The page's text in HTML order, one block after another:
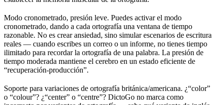
Modo cronometrado, presión leve. Puedes activar el modo
cronometrado, dando a cada ortografía una ventana de tiempo
razonable. No es crear ansiedad, sino simular escenarios de escritura
reales — cuando escribes un correo o un informe, no tienes tiempo
ilimitado para recordar la ortografía de una palabra. La presión de
tiempo moderada mantiene el cerebro en un estado eficiente de
“recuperación-producción”.
Soporte para variaciones de ortografía británica/americana. ¿“color”
o “colour”? ¿“center” o “centre”? DictoGo no marca como